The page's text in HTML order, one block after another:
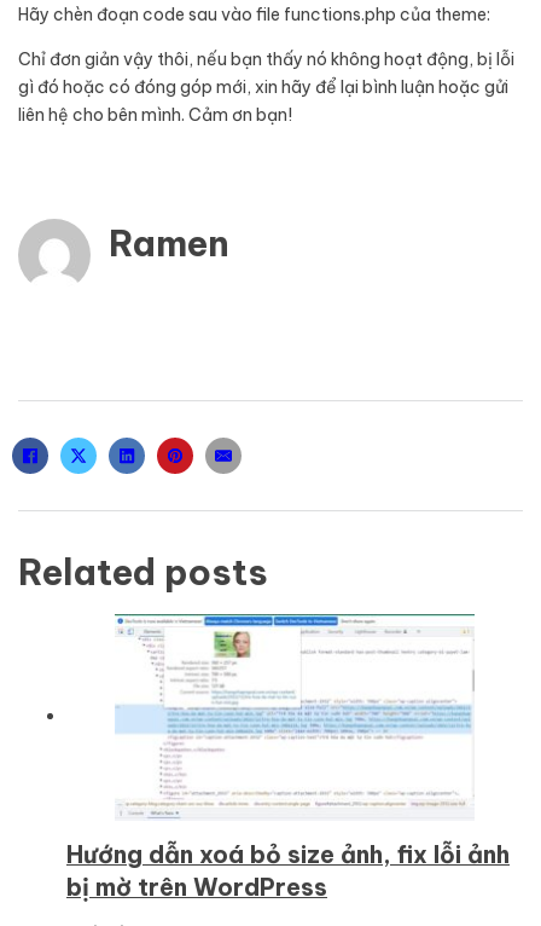
Hãy chèn đoạn code sau vào file functions.php của theme:
Chỉ đơn giản vậy thôi, nếu bạn thấy nó không hoạt động, bị lỗi
gì đó hoặc có đóng góp mới, xin hãy để lại bình luận hoặc gửi
liên hệ cho bên mình. Cảm ơn bạn!
Ramen
Related posts
Hướng dẫn xoá bỏ size ảnh, fix lỗi ảnh
bị mờ trên WordPress